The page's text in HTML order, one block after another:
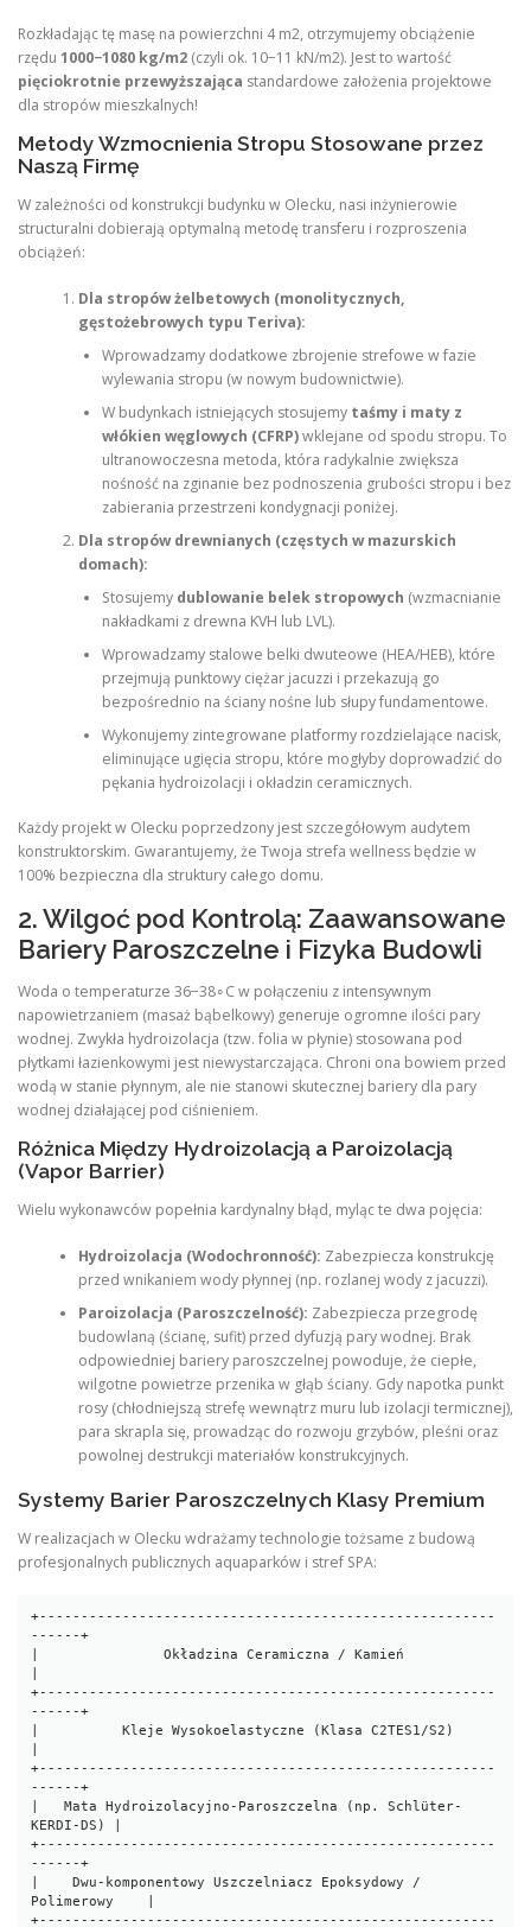
Rozkładając tę masę na powierzchni 4 m2, otrzymujemy obciążenie
rzędu 1000−1080 kg/m2 (czyli ok. 10−11 kN/m2). Jest to wartość
pięciokrotnie przewyższająca standardowe założenia projektowe
dla stropów mieszkalnych!
Metody Wzmocnienia Stropu Stosowane przez
Naszą Firmę
W zależności od konstrukcji budynku w Olecku, nasi inżynierowie
structuralni dobierają optymalną metodę transferu i rozproszenia
obciążeń:
Dla stropów żelbetowych (monolitycznych,
gęstożebrowych typu Teriva):
Wprowadzamy dodatkowe zbrojenie strefowe w fazie
wylewania stropu (w nowym budownictwie).
W budynkach istniejących stosujemy taśmy i maty z
włókien węglowych (CFRP)wklejane od spodu stropu. To
ultranowoczesna metoda, która radykalnie zwiększa
nośność na zginanie bez podnoszenia grubości stropu i bez
zabierania przestrzeni kondygnacji poniżej.
Dla stropów drewnianych (częstych w mazurskich
domach):
Stosujemy dublowanie belek stropowych (wzmacnianie
nakładkami z drewna KVH lub LVL).
Wprowadzamy stalowe belki dwuteowe (HEA/HEB), które
przejmują punktowy ciężar jacuzzi i przekazują go
bezpośrednio na ściany nośne lub słupy fundamentowe.
Wykonujemy zintegrowane platformy rozdzielające nacisk,
eliminujące ugięcia stropu, które mogłyby doprowadzić do
pękania hydroizolacji i okładzin ceramicznych.
Każdy projekt w Olecku poprzedzony jest szczegółowym audytem
konstruktorskim. Gwarantujemy, że Twoja strefa wellness będzie w
100% bezpieczna dla struktury całego domu.
2. Wilgoć pod Kontrolą: Zaawansowane
Bariery Paroszczelne i Fizyka Budowli
Woda o temperaturze 36−38∘C w połączeniu z intensywnym
napowietrzaniem (masaż bąbelkowy) generuje ogromne ilości pary
wodnej. Zwykła hydroizolacja (tzw. folia w płynie) stosowana pod
płytkami łazienkowymi jest niewystarczająca. Chroni ona bowiem przed
wodą w stanie płynnym, ale nie stanowi skutecznej bariery dla pary
wodnej działającej pod ciśnieniem.
Różnica Między Hydroizolacją a Paroizolacją
(Vapor Barrier)
Wielu wykonawców popełnia kardynalny błąd, myląc te dwa pojęcia:
Hydroizolacja (Wodochronność): Zabezpiecza konstrukcję
przed wnikaniem wody płynnej (np. rozlanej wody z jacuzzi).
Paroizolacja (Paroszczelność): Zabezpiecza przegrodę
budowlaną (ścianę, sufit) przed dyfuzją pary wodnej. Brak
odpowiedniej bariery paroszczelnej powoduje, że ciepłe,
wilgotne powietrze przenika w głąb ściany. Gdy napotka punkt
rosy (chłodniejszą strefę wewnątrz muru lub izolacji termicznej),
para skrapla się, prowadząc do rozwoju grzybów, pleśni oraz
powolnej destrukcji materiałów konstrukcyjnych.
Systemy Barier Paroszczelnych Klasy Premium
W realizacjach w Olecku wdrażamy technologie tożsame z budową
profesjonalnych publicznych aquaparków i stref SPA:
+-------------------------------------------------------
------+
|               Okładzina Ceramiczna / Kamień
+-------------------------------------------------------
------+
|          Kleje Wysokoelastyczne (Klasa C2TES1/S2)
+-------------------------------------------------------
------+
|   Mata Hydroizolacyjno-Paroszczelna (np. Schlüter-
KERDI-DS) |
+-------------------------------------------------------
------+
|    Dwu-komponentowy Uszczelniacz Epoksydowy /
Polimerowy    |
+-------------------------------------------------------